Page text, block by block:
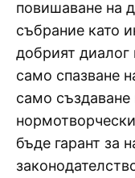
повишаване на
събрание като
добрият
само спазване
само
бъде гарант за